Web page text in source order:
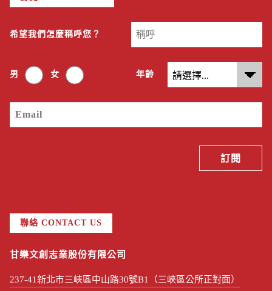
希望我們怎麼稱呼您？
男 女 年齡
聯絡 CONTACT US
甘樂文創志業股份有限公司
237-41新北市三峽區中山路30號B1（三峽區公所正對面）